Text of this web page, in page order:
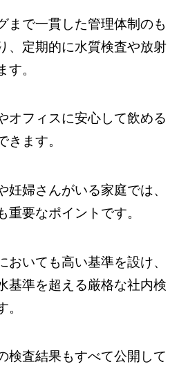
まで一貫した管理体制のも
、定期的に水質検査や放射
す。
オフィスに安心して飲める
きます。
妊婦さんがいる家庭では、
重要なポイントです。
おいても高い基準を設け、
基準を超える厳格な社内検
検査結果もすべて公開して